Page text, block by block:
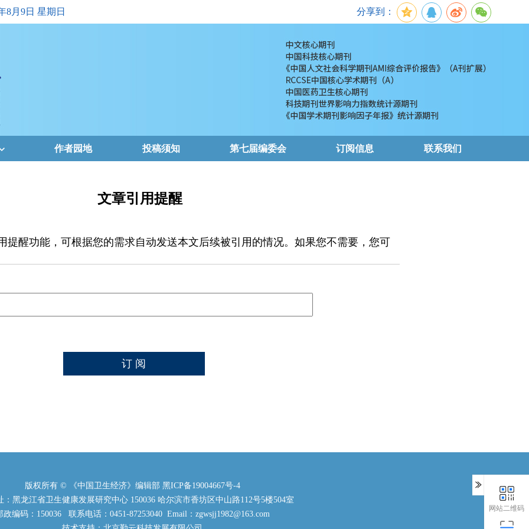
8月9日 星期日 分享到：
作者园地 投稿须知 第七届编委会 订阅信息 联系我们
文章引用提醒
提醒功能，可根据您的需求自动发送本文后续被引用的情况。如果您不需要，您可
版权所有 © 《中国卫生经济》编辑部 黑ICP备19004667号-4
：黑龙江省卫生健康发展研究中心 150036 哈尔滨市香坊区中山路112号5楼504室
政编码：150036 联系电话：0451-87253040 Email：zgwsjj1982@163.com
网站二维码